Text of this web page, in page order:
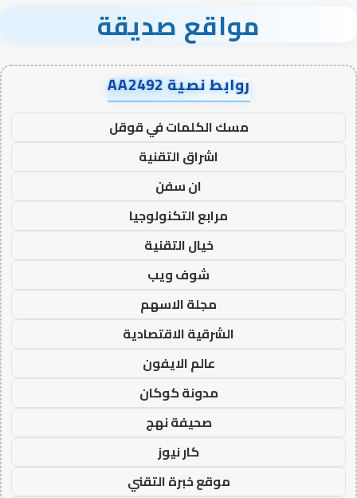
مواقع صديقة
روابط نصية AA2492
مسك الكلمات في قوقل
اشراق التقنية
ان سفن
مرابع التكنولوجيا
خيال التقنية
شوف ويب
مجلة الاسهم
الشرقية الاقتصادية
عالم الايفون
مدونة كوكان
صحيفة نهج
كار نيوز
موقع خبرة التقني